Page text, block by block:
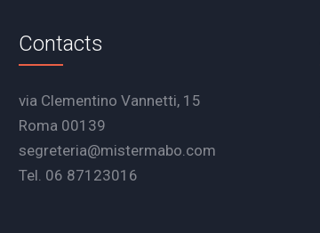
Contacts
via Clementino Vannetti, 15
Roma 00139
segreteria@mistermabo.com
Tel. 06 87123016